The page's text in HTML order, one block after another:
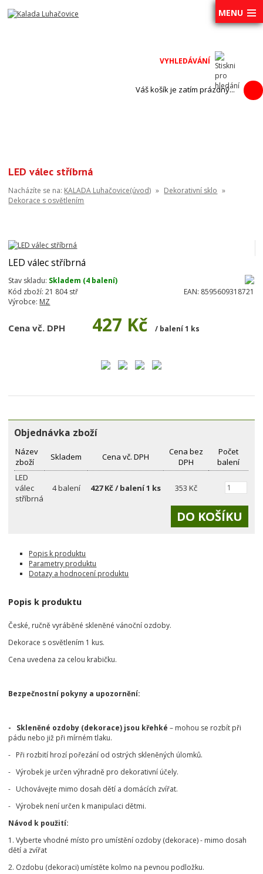
MENU
Váš košík je zatím prázdný...
LED válec stříbrná
Nacházíte se na: KALADA Luhačovice(úvod) » Dekorativní sklo »
Dekorace s osvětlením
LED válec stříbrná
Stav skladu: Skladem (4 balení)
Kód zboží: 21 804 stř EAN: 8595609318721
Výrobce: MZ
Cena vč. DPH 427 Kč / balení 1 ks
Objednávka zboží
Název
zboží
Skladem Cena vč. DPH
Cena bez
DPH
Počet
balení
LED
válec
stříbrná
4 balení 427 Kč / balení 1 ks 353 Kč
Popis k produktu
Parametry produktu
Dotazy a hodnocení produktu
Popis k produktu
České, ručně vyráběné skleněné vánoční ozdoby.
Dekorace s osvětlením 1 kus.
Cena uvedena za celou krabičku.
Bezpečnostní pokyny a upozornění:
- Skleněné ozdoby (dekorace) jsou křehké – mohou se rozbít při
pádu nebo již při mírném tlaku.
- Při rozbití hrozí pořezání od ostrých skleněných úlomků.
- Výrobek je určen výhradně pro dekorativní účely.
- Uchovávejte mimo dosah dětí a domácích zvířat.
- Výrobek není určen k manipulaci dětmi.
Návod k použití:
1. Vyberte vhodné místo pro umístění ozdoby (dekorace) - mimo dosah
dětí a zvířat
2. Ozdobu (dekoraci) umístěte kolmo na pevnou podložku.